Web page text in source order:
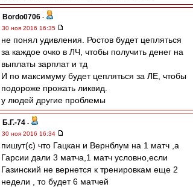
Bordo0706 -
30 ноя 2016 16:35
не понял удивления. Ростов будет цепляться
за каждое очко в ЛЧ, чтобы получить денег на
выплаты зарплат и тд
И по максимуму будет цепляться за ЛЕ, чтобы
подороже прожать ликвид.
у людей другие проблемы
Б.Г.-74 -
30 ноя 2016 16:34
пишут(с) что Гацкан и Вернблум на 1 матч ,а
Гарсии дали 3 матча,1 матч условно,если
Газинский не вернется к тренировкам еще 2
недели , то будет 6 матчей